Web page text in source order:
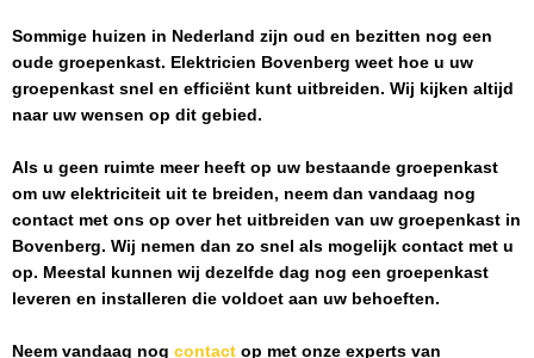
Sommige huizen in Nederland zijn oud en bezitten nog een
oude groepenkast. Elektricien Bovenberg weet hoe u uw
groepenkast snel en efficiënt kunt uitbreiden. Wij kijken altijd
naar uw wensen op dit gebied.
Als u geen ruimte meer heeft op uw bestaande groepenkast
om uw elektriciteit uit te breiden, neem dan vandaag nog
contact met ons op over het uitbreiden van uw groepenkast in
Bovenberg. Wij nemen dan zo snel als mogelijk contact met u
op. Meestal kunnen wij dezelfde dag nog een groepenkast
leveren en installeren die voldoet aan uw behoeften.
Neem vandaag nog contact op met onze experts van